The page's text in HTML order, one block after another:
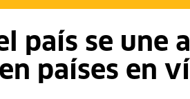
país se une
países en